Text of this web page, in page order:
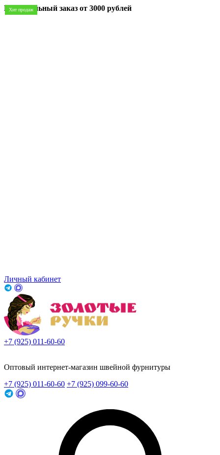
Минимальный заказ от 3000 рублей
Личный кабинет
+7 (925) 011-60-60
Оптовый интернет-магазин швейной фурнитуры
+7 (925) 011-60-60 +7 (925) 099-60-60
Хит продаж